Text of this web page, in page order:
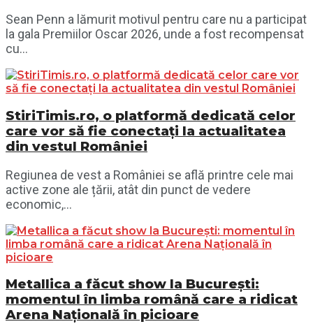
Sean Penn a lămurit motivul pentru care nu a participat
la gala Premiilor Oscar 2026, unde a fost recompensat
cu...
StiriTimis.ro, o platformă dedicată celor
care vor să fie conectați la actualitatea
din vestul României
Regiunea de vest a României se află printre cele mai
active zone ale țării, atât din punct de vedere
economic,...
Metallica a făcut show la București:
momentul în limba română care a ridicat
Arena Națională în picioare